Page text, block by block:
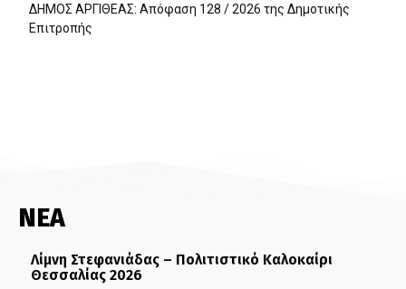
ΔΗΜΟΣ ΑΡΓΙΘΕΑΣ: Απόφαση 128 / 2026 της Δημοτικής
Επιτροπής
ΝΕΑ
Λίμνη Στεφανιάδας – Πολιτιστικό Καλοκαίρι
Θεσσαλίας 2026